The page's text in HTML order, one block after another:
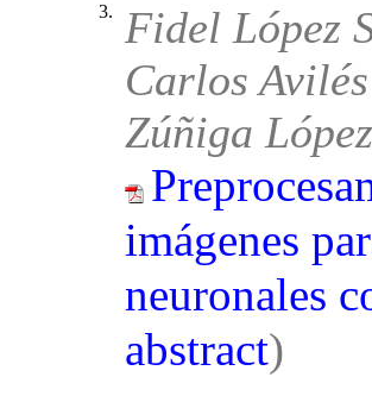
3.
Fidel López
Carlos
Zúñiga
imágenes
neuronales
abstract)